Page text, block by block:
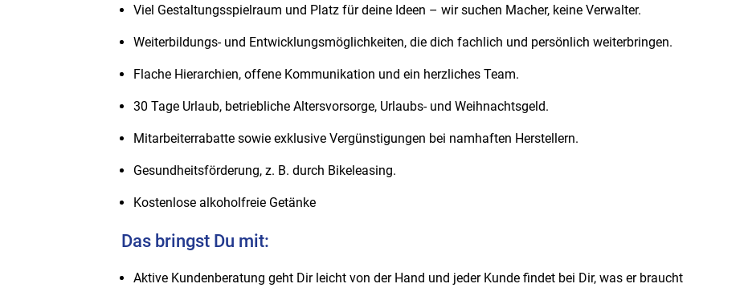
Viel Gestaltungsspielraum und Platz für deine Ideen – wir suchen Macher, keine Verwalter.
Weiterbildungs- und Entwicklungsmöglichkeiten, die dich fachlich und persönlich weiterbringen.
Flache Hierarchien, offene Kommunikation und ein herzliches Team.
30 Tage Urlaub, betriebliche Altersvorsorge, Urlaubs- und Weihnachtsgeld.
Mitarbeiterrabatte sowie exklusive Vergünstigungen bei namhaften Herstellern.
Gesundheitsförderung, z. B. durch Bikeleasing.
Kostenlose alkoholfreie Getänke
Das bringst Du mit:
Aktive Kundenberatung geht Dir leicht von der Hand und jeder Kunde findet bei Dir, was er braucht